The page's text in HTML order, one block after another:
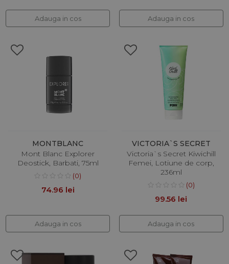
Adauga in cos Adauga in cos
MONTBLANC
Mont Blanc Explorer
Deostick, Barbati, 75ml
(0)
74.96 lei
Adauga in cos
VICTORIA`S SECRET
Victoria`s Secret Kiwichill
Femei, Lotiune de corp,
236ml
(0)
99.56 lei
Adauga in cos